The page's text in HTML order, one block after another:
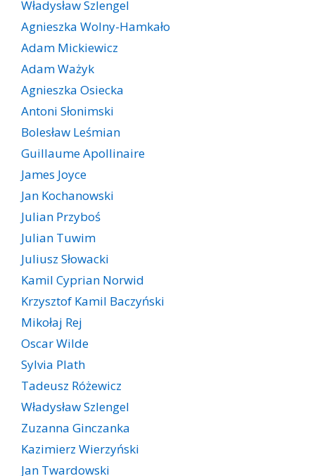
Władysław Szlengel
Agnieszka Wolny-Hamkało
Adam Mickiewicz
Adam Ważyk
Agnieszka Osiecka
Antoni Słonimski
Bolesław Leśmian
Guillaume Apollinaire
James Joyce
Jan Kochanowski
Julian Przyboś
Julian Tuwim
Juliusz Słowacki
Kamil Cyprian Norwid
Krzysztof Kamil Baczyński
Mikołaj Rej
Oscar Wilde
Sylvia Plath
Tadeusz Różewicz
Władysław Szlengel
Zuzanna Ginczanka
Kazimierz Wierzyński
Jan Twardowski